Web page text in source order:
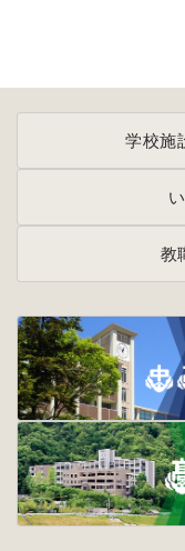
学校施
教